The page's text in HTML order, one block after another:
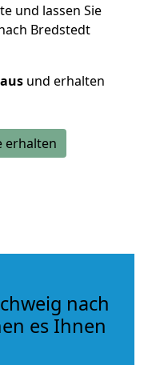
und lassen Sie
Bredstedt
und erhalten
erhalten
nach
es Ihnen